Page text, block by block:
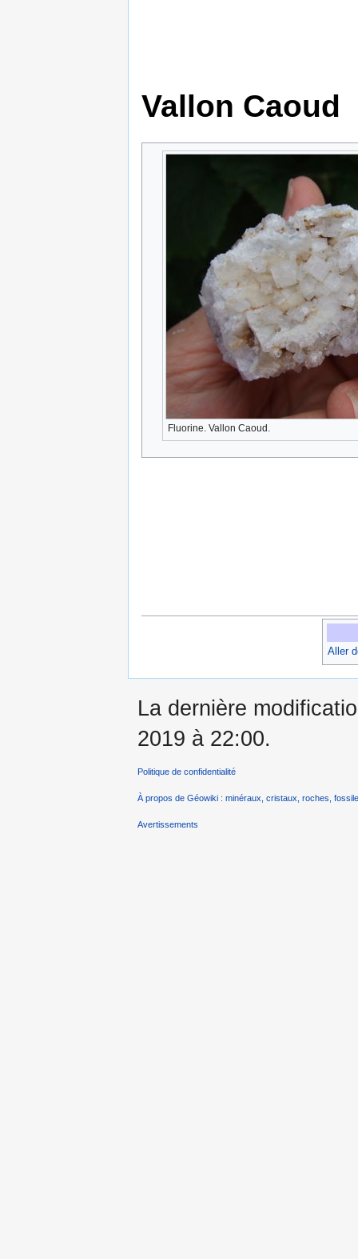
Vallon Caoud
Fluorine. Vallon Caoud.
Aller
La dernière
2019 à 22:00.
Politique de confidentialité
À propos de Géowiki : minéraux, cristaux, roches,
Avertissements